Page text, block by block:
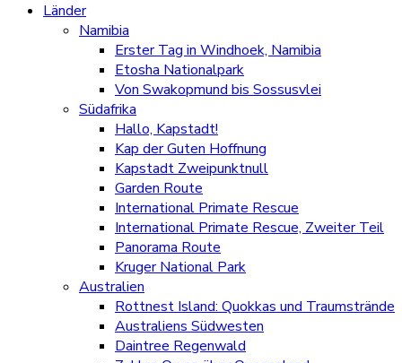
Länder
Namibia
Erster Tag in Windhoek, Namibia
Etosha Nationalpark
Von Swakopmund bis Sossusvlei
Südafrika
Hallo, Kapstadt!
Kap der Guten Hoffnung
Kapstadt Zweipunktnull
Garden Route
International Primate Rescue
International Primate Rescue, Zweiter Teil
Panorama Route
Kruger National Park
Australien
Rottnest Island: Quokkas und Traumstrände
Australiens Südwesten
Daintree Regenwald